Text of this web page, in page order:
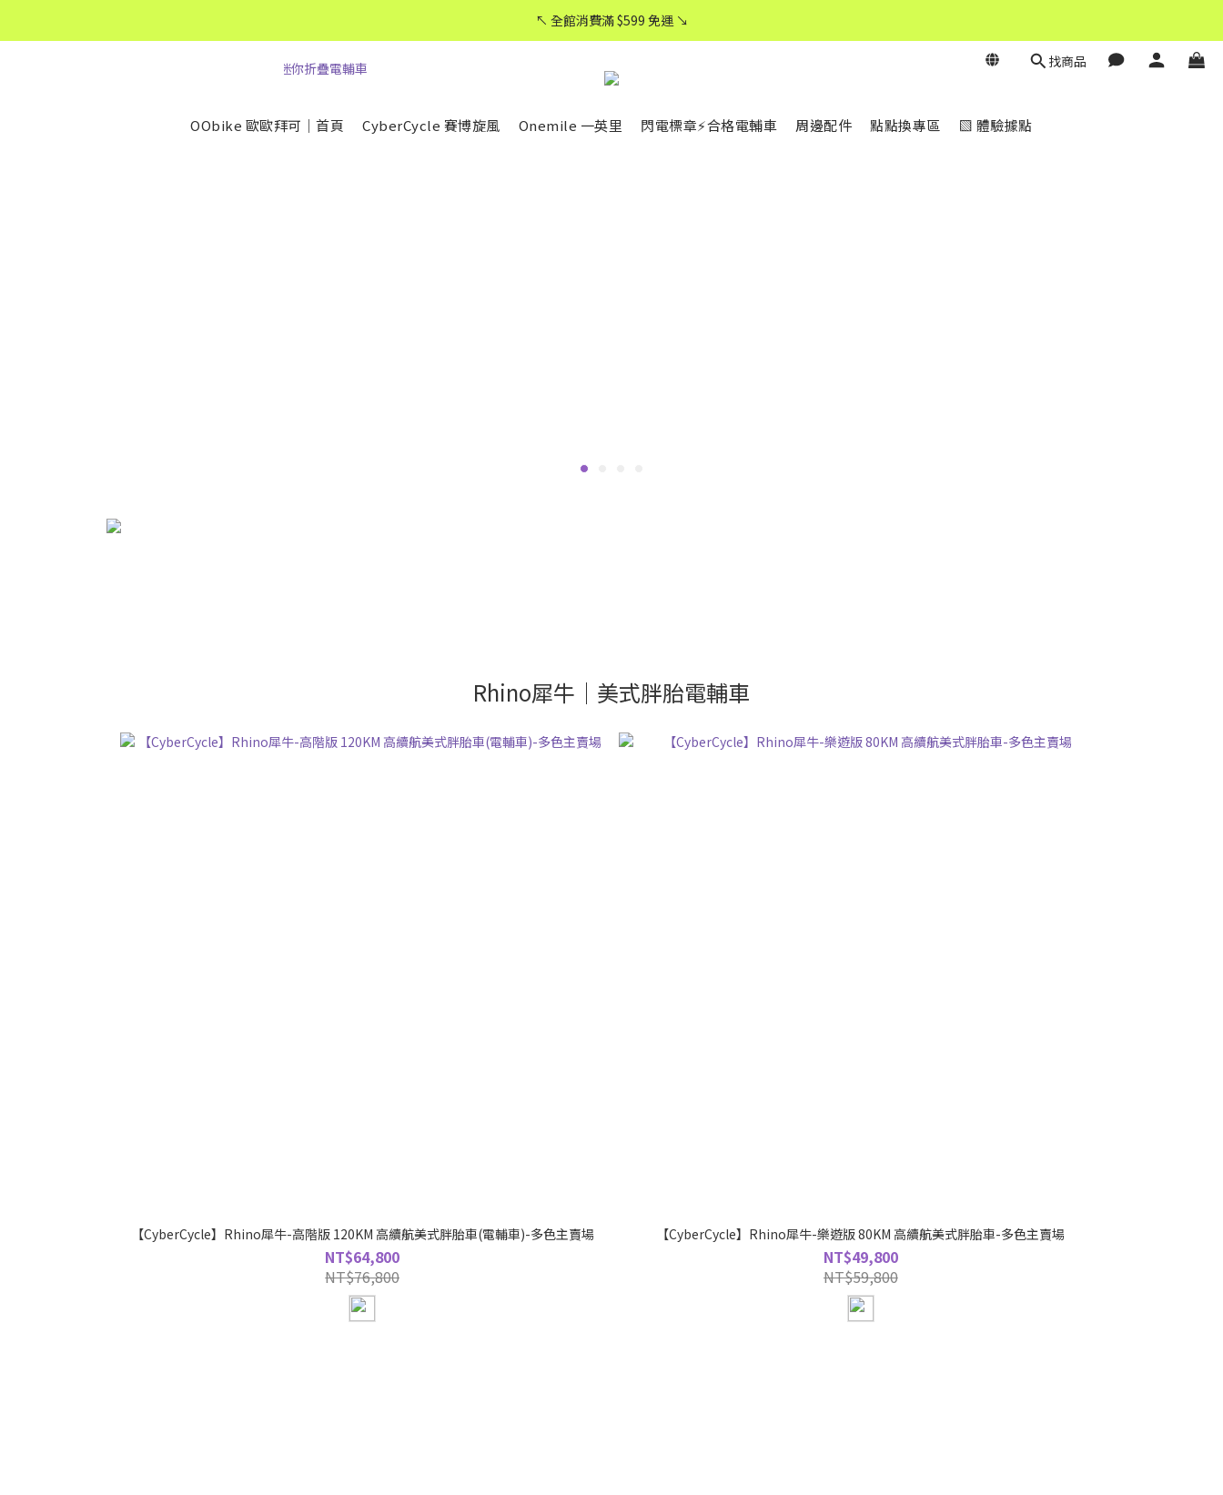
CyberCycle 賽博旋風 ★ 官方直營
↖ 全館消費滿 $599 免運 ↘
找商品
OObike 歐歐拜可｜首頁 CyberCycle 賽博旋風 Onemile 一英里 閃電標章⚡合格電輔車 周邊配件 點點換專區 ▧ 體驗據點
Rhino犀牛｜美式胖胎電輔車
【CyberCycle】Rhino犀牛-高階版 120KM 高續航美式胖胎車(電輔車)-多色主賣場
NT$64,800
NT$76,800
【CyberCycle】Rhino犀牛-樂遊版 80KM 高續航美式胖胎車-多色主賣場
NT$49,800
NT$59,800